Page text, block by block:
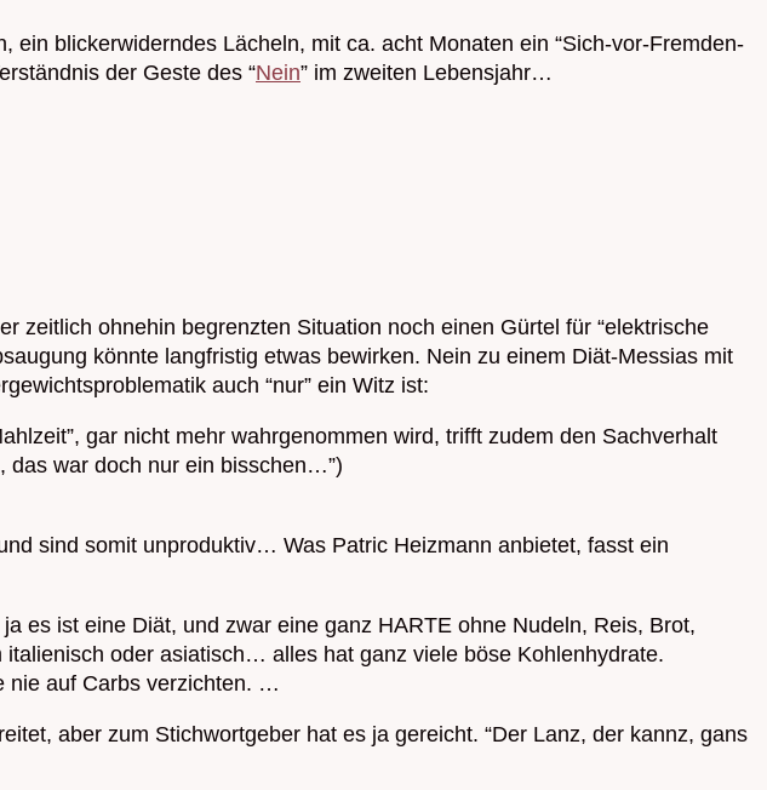
blickerwiderndes Lächeln, mit ca. acht Monaten ein “Sich-vor-Fremden-
der Geste des “Nein” im zweiten Lebensjahr…
zeitlich ohnehin begrenzten Situation noch einen Gürtel für “elektrische
könnte langfristig etwas bewirken. Nein zu einem Diät-Messias mit
auch “nur” ein Witz ist:
gar nicht mehr wahrgenommen wird, trifft zudem den Sachverhalt
das war doch nur ein bisschen…”)
sind somit unproduktiv… Was Patric Heizmann anbietet, fasst ein
es ist eine Diät, und zwar eine ganz HARTE ohne Nudeln, Reis, Brot,
oder asiatisch… alles hat ganz viele böse Kohlenhydrate.
nie auf Carbs verzichten. …
aber zum Stichwortgeber hat es ja gereicht. “Der Lanz, der kannz, gans